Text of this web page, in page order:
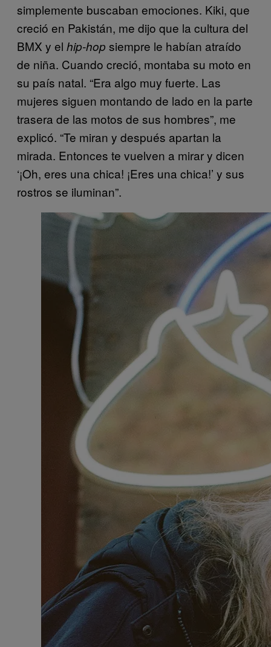
simplemente buscaban emociones. Kiki, que
creció en Pakistán, me dijo que la cultura del
BMX y el hip-hop siempre le habían atraído
de niña. Cuando creció, montaba su moto en
su país natal. “Era algo muy fuerte. Las
mujeres siguen montando de lado en la parte
trasera de las motos de sus hombres”, me
explicó. “Te miran y después apartan la
mirada. Entonces te vuelven a mirar y dicen
‘¡Oh, eres una chica! ¡Eres una chica!’ y sus
rostros se iluminan”.